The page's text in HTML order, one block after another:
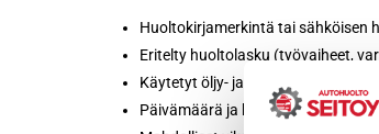
Huoltokirjamerkintä tai sähköisen
Eritelty huoltolasku (työvaiheet,
Käytetyt öljy- ja nestelaadut sekä
Päivämäärä ja kilometrilukema